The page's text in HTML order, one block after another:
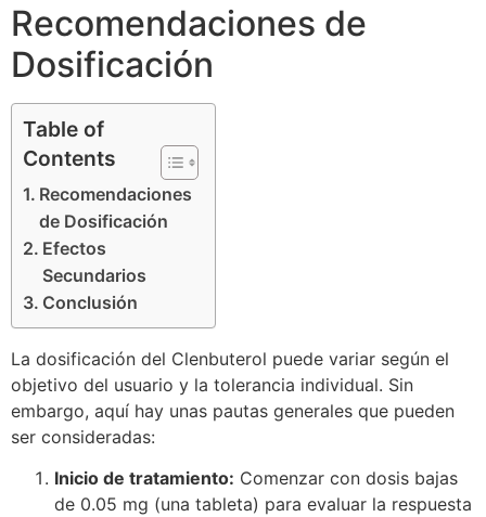
Recomendaciones de
Dosificación
Table of
Contents
Recomendaciones
de Dosificación
Efectos
Secundarios
Conclusión
La dosificación del Clenbuterol puede variar según el
objetivo del usuario y la tolerancia individual. Sin
embargo, aquí hay unas pautas generales que pueden
ser consideradas:
Inicio de tratamiento: Comenzar con dosis bajas
de 0.05 mg (una tableta) para evaluar la respuesta